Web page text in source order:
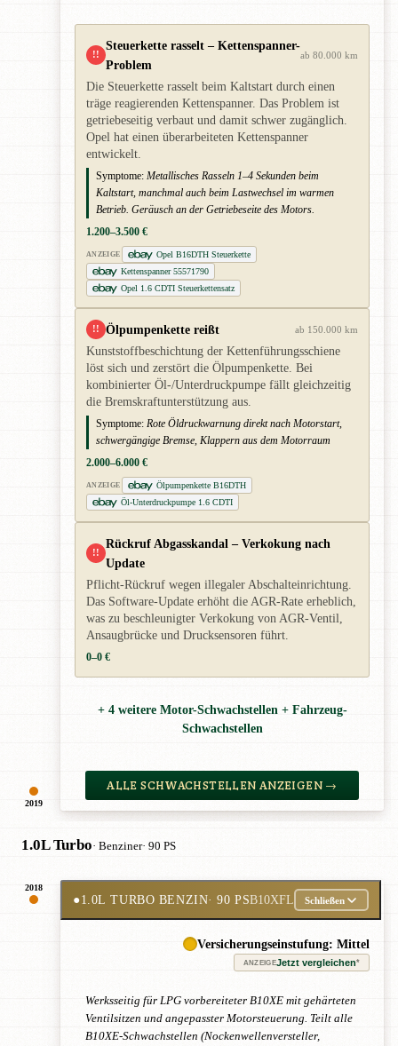
2019
!!
Steuerkette rasselt – Kettenspanner-
Problem
ab 80.000 km
Die Steuerkette rasselt beim Kaltstart durch einen
träge reagierenden Kettenspanner. Das Problem ist
getriebeseitig verbaut und damit schwer zugänglich.
Opel hat einen überarbeiteten Kettenspanner
entwickelt.
Symptome: Metallisches Rasseln 1–4 Sekunden beim
Kaltstart, manchmal auch beim Lastwechsel im warmen
Betrieb. Geräusch an der Getriebeseite des Motors.
1.200–3.500 €
ANZEIGE
Opel B16DTH Steuerkette
Kettenspanner 55571790
Opel 1.6 CDTI Steuerkettensatz
!! Ölpumpenkette reißt ab 150.000 km
Kunststoffbeschichtung der Kettenführungsschiene
löst sich und zerstört die Ölpumpenkette. Bei
kombinierter Öl-/Unterdruckpumpe fällt gleichzeitig
die Bremskraftunterstützung aus.
Symptome: Rote Öldruckwarnung direkt nach Motorstart,
schwergängige Bremse, Klappern aus dem Motorraum
2.000–6.000 €
ANZEIGE
Ölpumpenkette B16DTH
Öl-Unterdruckpumpe 1.6 CDTI
!!
Rückruf Abgasskandal – Verkokung nach
Update
Pflicht-Rückruf wegen illegaler Abschalteinrichtung.
Das Software-Update erhöht die AGR-Rate erheblich,
was zu beschleunigter Verkokung von AGR-Ventil,
Ansaugbrücke und Drucksensoren führt.
0–0 €
+ 4 weitere Motor-Schwachstellen + Fahrzeug-
Schwachstellen
ALLE SCHWACHSTELLEN ANZEIGEN →
1.0L Turbo· Benziner· 90 PS
2018
●1.0L TURBO BENZIN· 90 PSB10XFL Schließen
Versicherungseinstufung: Mittel
ANZEIGEJetzt vergleichen*
Werksseitig für LPG vorbereiteter B10XE mit gehärteten
Ventilsitzen und angepasster Motorsteuerung. Teilt alle
B10XE-Schwachstellen (Nockenwellenversteller,